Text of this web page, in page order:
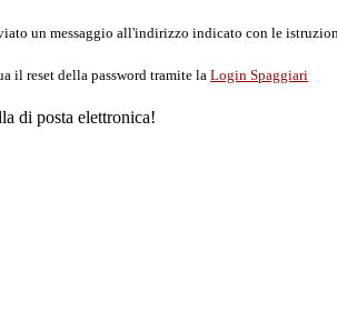
un messaggio all'indirizzo indicato con le
il reset della password tramite la Login Spaggiari
di posta elettronica!